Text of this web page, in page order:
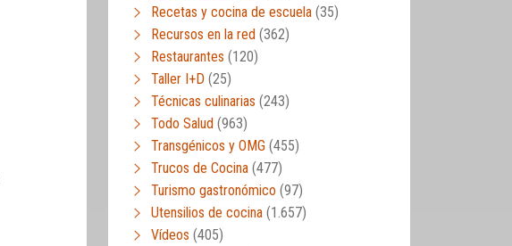
Recetas y cocina de escuela (35)
Recursos en la red (362)
Restaurantes (120)
Taller I+D (25)
Técnicas culinarias (243)
Todo Salud (963)
Transgénicos y OMG (455)
Trucos de Cocina (477)
Turismo gastronómico (97)
Utensilios de cocina (1.657)
Vídeos (405)